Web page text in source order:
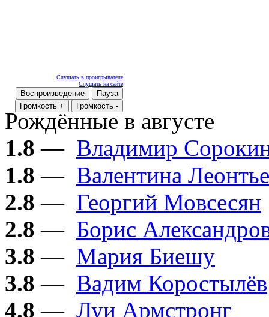
Слушать в проигрывателе
Слушать на сайте
Воспроизведение
Пауза
Громкость +
Громкость -
Рождённые в августе
1.8 — Владимир
1.8 — Валентина
2.8 — Георгий Мовсесян
2.8 — Борис
3.8 — Мария Биешу
3.8 — Вадим Коростылёв
4.8 — Луи Армстронг